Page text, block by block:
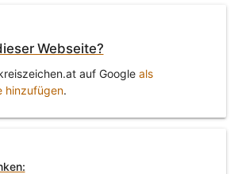
Webseite?
auf Google als
hinzufügen.